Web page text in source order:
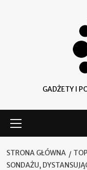
GADŻETY I
główne
STRONA GŁÓWNA TOP
SONDAŻU,